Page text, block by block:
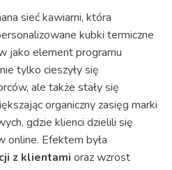
sieć kawiarni, która
kubki termiczne
jako element programu
tylko cieszyły się
ale także stały się
organiczny zasięg marki
gdzie klienci dzielili się
online. Efektem była
z klientami oraz wzrost